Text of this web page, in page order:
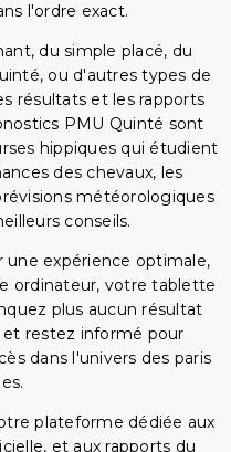
l'ordre exact.
du simple placé, du
ou d'autres types de
résultats et les rapports
PMU Quinté sont
hippiques qui étudient
des chevaux, les
météorologiques
conseils.
expérience optimale,
ordinateur, votre tablette
plus aucun résultat
et restez informé pour
dans l'univers des paris
plateforme dédiée aux
et aux rapports du